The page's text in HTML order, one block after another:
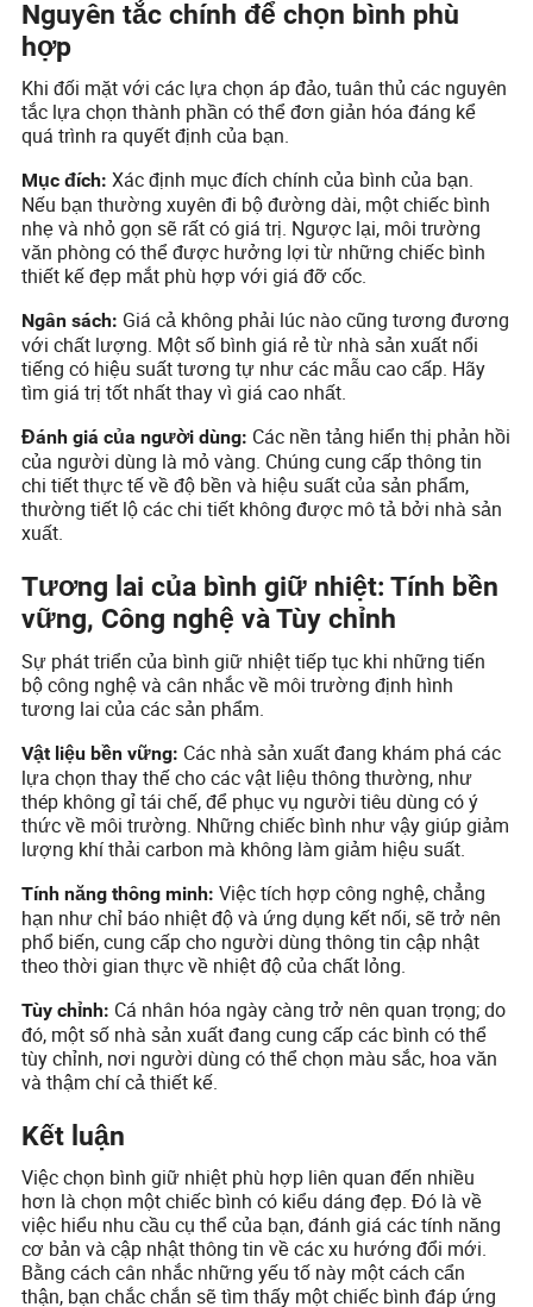
Nguyên tắc chính để chọn bình phù
hợp
Khi đối mặt với các lựa chọn áp đảo, tuân thủ các nguyên
tắc lựa chọn thành phần có thể đơn giản hóa đáng kể
quá trình ra quyết định của bạn.
Mục đích: Xác định mục đích chính của bình của bạn.
Nếu bạn thường xuyên đi bộ đường dài, một chiếc bình
nhẹ và nhỏ gọn sẽ rất có giá trị. Ngược lại, môi trường
văn phòng có thể được hưởng lợi từ những chiếc bình
thiết kế đẹp mắt phù hợp với giá đỡ cốc.
Ngân sách: Giá cả không phải lúc nào cũng tương đương
với chất lượng. Một số bình giá rẻ từ nhà sản xuất nổi
tiếng có hiệu suất tương tự như các mẫu cao cấp. Hãy
tìm giá trị tốt nhất thay vì giá cao nhất.
Đánh giá của người dùng: Các nền tảng hiển thị phản hồi
của người dùng là mỏ vàng. Chúng cung cấp thông tin
chi tiết thực tế về độ bền và hiệu suất của sản phẩm,
thường tiết lộ các chi tiết không được mô tả bởi nhà sản
xuất.
Tương lai của bình giữ nhiệt: Tính bền
vững, Công nghệ và Tùy chỉnh
Sự phát triển của bình giữ nhiệt tiếp tục khi những tiến
bộ công nghệ và cân nhắc về môi trường định hình
tương lai của các sản phẩm.
Vật liệu bền vững: Các nhà sản xuất đang khám phá các
lựa chọn thay thế cho các vật liệu thông thường, như
thép không gỉ tái chế, để phục vụ người tiêu dùng có ý
thức về môi trường. Những chiếc bình như vậy giúp giảm
lượng khí thải carbon mà không làm giảm hiệu suất.
Tính năng thông minh: Việc tích hợp công nghệ, chẳng
hạn như chỉ báo nhiệt độ và ứng dụng kết nối, sẽ trở nên
phổ biến, cung cấp cho người dùng thông tin cập nhật
theo thời gian thực về nhiệt độ của chất lỏng.
Tùy chỉnh: Cá nhân hóa ngày càng trở nên quan trọng; do
đó, một số nhà sản xuất đang cung cấp các bình có thể
tùy chỉnh, nơi người dùng có thể chọn màu sắc, hoa văn
và thậm chí cả thiết kế.
Kết luận
Việc chọn bình giữ nhiệt phù hợp liên quan đến nhiều
hơn là chọn một chiếc bình có kiểu dáng đẹp. Đó là về
việc hiểu nhu cầu cụ thể của bạn, đánh giá các tính năng
cơ bản và cập nhật thông tin về các xu hướng đổi mới.
Bằng cách cân nhắc những yếu tố này một cách cẩn
thận, bạn chắc chắn sẽ tìm thấy một chiếc bình đáp ứng